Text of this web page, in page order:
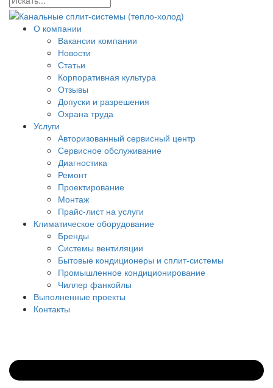
О компании
Вакансии компании
Новости
Статьи
Корпоративная культура
Отзывы
Допуски и разрешения
Охрана труда
Услуги
Авторизованный сервисный центр
Сервисное обслуживание
Диагностика
Ремонт
Проектирование
Монтаж
Прайс-лист на услуги
Климатическое оборудование
Бренды
Системы вентиляции
Бытовые кондиционеры и сплит-системы
Промышленное кондиционирование
Чиллер фанкойлы
Выполненные проекты
Контакты